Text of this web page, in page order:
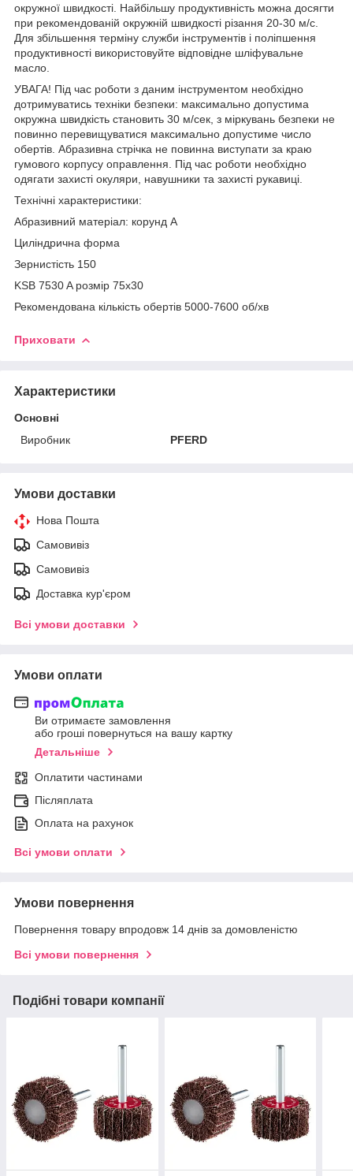
окружної швидкості. Найбільшу продуктивність можна досягти
при рекомендованій окружній швидкості різання 20-30 м/с.
Для збільшення терміну служби інструментів і поліпшення
продуктивності використовуйте відповідне шліфувальне
масло.
УВАГА! Під час роботи з даним інструментом необхідно
дотримуватись техніки безпеки: максимально допустима
окружна швидкість становить 30 м/сек, з міркувань безпеки не
повинно перевищуватися максимально допустиме число
обертів. Абразивна стрічка не повинна виступати за краю
гумового корпусу оправлення. Під час роботи необхідно
одягати захисті окуляри, навушники та захисті рукавиці.
Технічні характеристики:
Абразивний матеріал: корунд А
Циліндрична форма
Зернистість 150
KSB 7530 A розмір 75х30
Рекомендована кількість обертів 5000-7600 об/хв
Приховати
Характеристики
Основні
Виробник
PFERD
Умови доставки
Нова Пошта
Самовивіз
Самовивіз
Доставка кур'єром
Всі умови доставки
Умови оплати
Ви отримаєте замовлення
або гроші повернуться на вашу картку
Детальніше
Оплатити частинами
Післяплата
Оплата на рахунок
Всі умови оплати
Умови повернення
Повернення товару впродовж 14 днів за домовленістю
Всі умови повернення
Подібні товари компанії